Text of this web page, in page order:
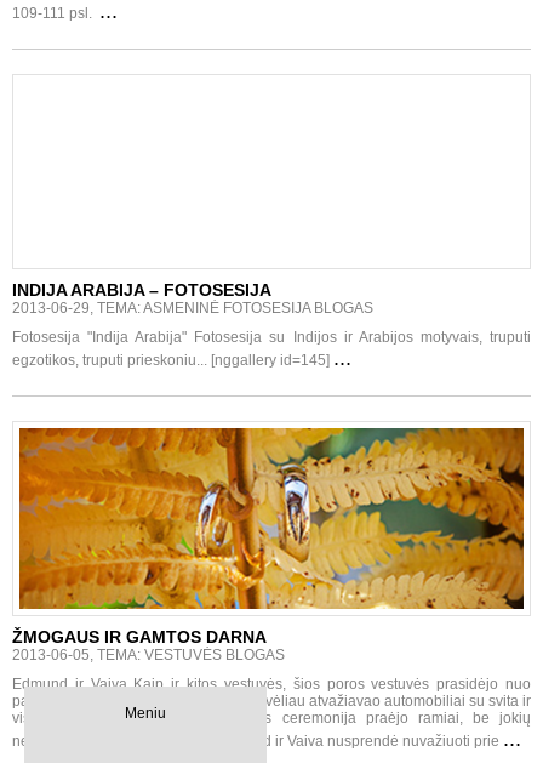
Meniu
109-111 psl. ...
INDIJA ARABIJA – FOTOSESIJA
2013-06-29, TEMA: ASMENINĖ FOTOSESIJA BLOGAS
Fotosesija "Indija Arabija" Fotosesija su Indijos ir Arabijos motyvais, truputi
egzotikos, truputi prieskoniu... [nggallery id=145] ...
ŽMOGAUS IR GAMTOS DARNA
2013-06-05, TEMA: VESTUVĖS BLOGAS
Edmund ir Vaiva Kaip ir kitos vestuvės, šios poros vestuvės prasidėjo nuo
pasiruošimo namuose. Kaip ir įprasta, vėliau atvažiavao automobiliai su svita ir
visi išvažiavo į bažnyčią. Santuokos ceremonija praėjo ramiai, be jokių
nesklandumų. Po ceremonijos Edmund ir Vaiva nusprendė nuvažiuoti prie ...